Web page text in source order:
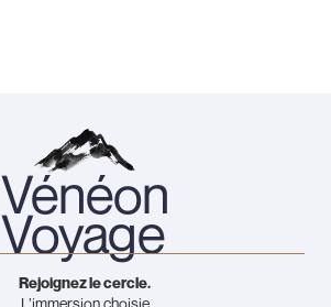
Vénéon
Voyage
Rejoignez le cercle.
L’immersion choisie